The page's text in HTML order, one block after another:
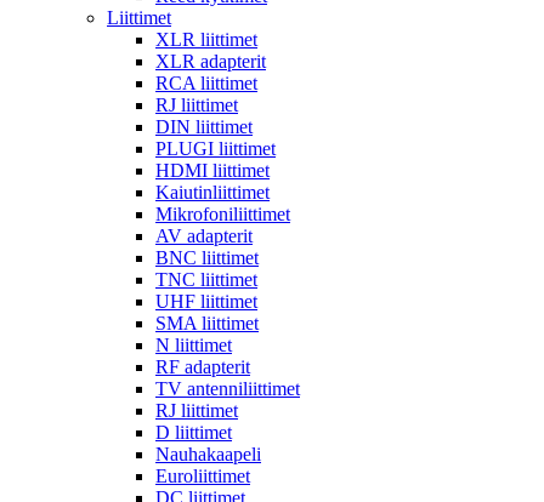
Liittimet
XLR liittimet
XLR adapterit
RCA liittimet
RJ liittimet
DIN liittimet
PLUGI liittimet
HDMI liittimet
Kaiutinliittimet
Mikrofoniliittimet
AV adapterit
BNC liittimet
TNC liittimet
UHF liittimet
SMA liittimet
N liittimet
RF adapterit
TV antenniliittimet
RJ liittimet
D liittimet
Nauhakaapeli
Euroliittimet
DC liittimet